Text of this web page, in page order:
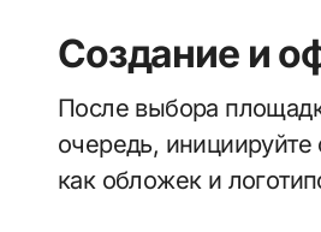
Создание и
После выбора
очередь, инициируйте
как обложек и